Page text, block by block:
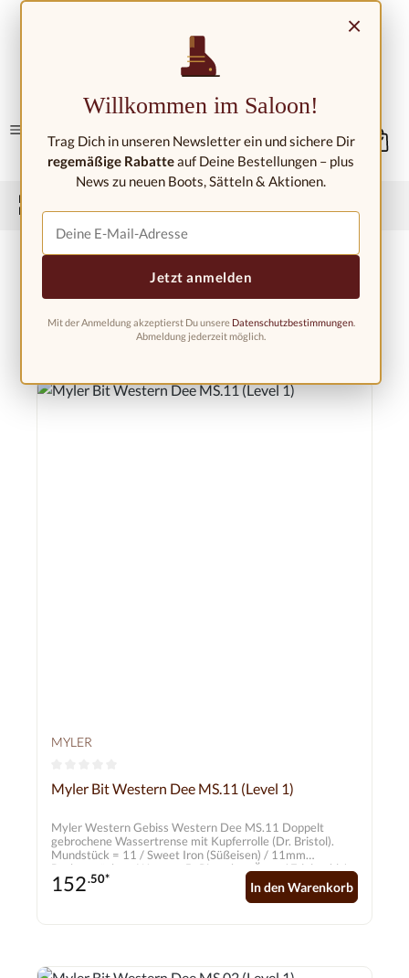
Home
Myler Bit Western D-Ring
Produkte filtern
MYLER
Durchschnittliche Bewertung von 0 von 5 Sternen
Myler Bit Western Dee MS.11 (Level 1)
Myler Western Gebiss Western Dee MS.11 Doppelt
gebrochene Wassertrense mit Kupferrolle (Dr. Bristol).
Mundstück = 11 / Sweet Iron (Süßeisen) / 11mm
Backenstücke = Western D-Ring ohne Ösen / Edelstahl /
70mm
152.50*
In den Warenkorb
×
Willkommen im Saloon!
Trag Dich in unseren Newsletter ein und sichere Dir
regemäßige Rabatteauf Deine Bestellungen – plus
News zu neuen Boots, Sätteln & Aktionen.
Jetzt anmelden
Mit der Anmeldung akzeptierst Du unsere Datenschutzbestimmungen.
Abmeldung jederzeit möglich.